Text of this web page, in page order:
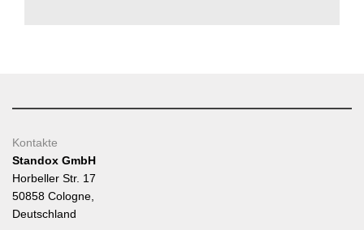
Kontakte
Standox GmbH
Horbeller Str. 17
50858 Cologne,
Deutschland